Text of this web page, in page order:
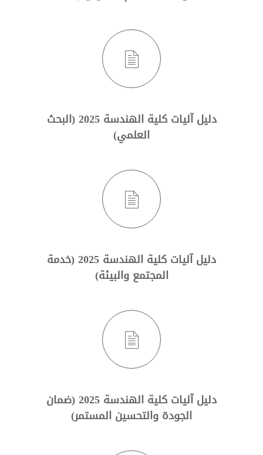
دليل آليات كلية الهندسة 2025 (البحث
العلمي)
دليل آليات كلية الهندسة 2025 (خدمة
المجتمع والبيئة)
دليل آليات كلية الهندسة 2025 (ضمان
الجودة والتحسين المستمر)